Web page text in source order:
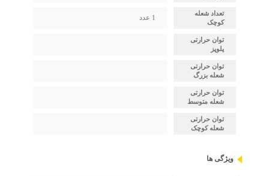
تعداد شعله
کوچک
1 عدد
توان حرارتی
پلوپز
توان حرارتی
شعله بزرگ
توان حرارتی
شعله متوسط
توان حرارتی
شعله کوچک
ویژگی ها